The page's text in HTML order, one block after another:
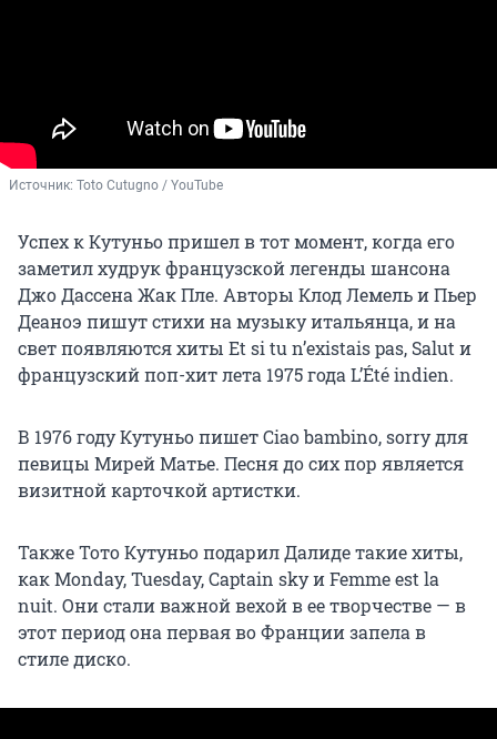
Источник: Toto Cutugno / YouTube
Успех к Кутуньо пришел в тот момент, когда его
заметил худрук французской легенды шансона
Джо Дассена Жак Пле. Авторы Клод Лемель и Пьер
Деаноэ пишут стихи на музыку итальянца, и на
свет появляются хиты Et si tu n’existais pas, Salut и
французский поп-хит лета 1975 года L’Été indien.
В 1976 году Кутуньо пишет Ciao bambino, sorry для
певицы Мирей Матье. Песня до сих пор является
визитной карточкой артистки.
Также Тото Кутуньо подарил Далиде такие хиты,
как Monday, Tuesday, Captain sky и Femme est la
nuit. Они стали важной вехой в ее творчестве — в
этот период она первая во Франции запела в
стиле диско.